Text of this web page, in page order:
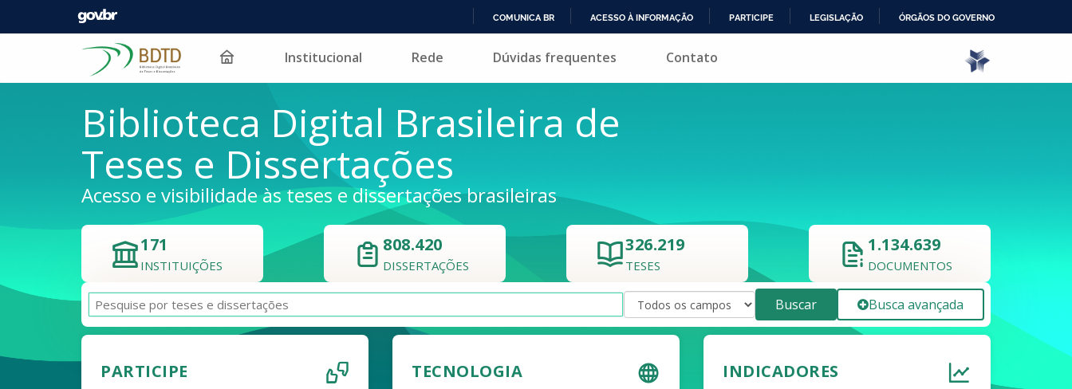
PARA
COMUNICA BR ACESSO À INFORMAÇÃO PARTICIPE LEGISLAÇÃO ÓRGÃOS DO GOVERNO
Pular para o conteúdo Institucional Rede Dúvidas frequentes Contato
Biblioteca Digital Brasileira de
Teses e Dissertações
Acesso e visibilidade às teses e dissertações brasileiras
171
INSTITUIÇÕES
808.420
DISSERTAÇÕES
326.219
TESES
1.134.639
DOCUMENTOS
Buscar Busca avançada
PARTICIPE TECNOLOGIA INDICADORES